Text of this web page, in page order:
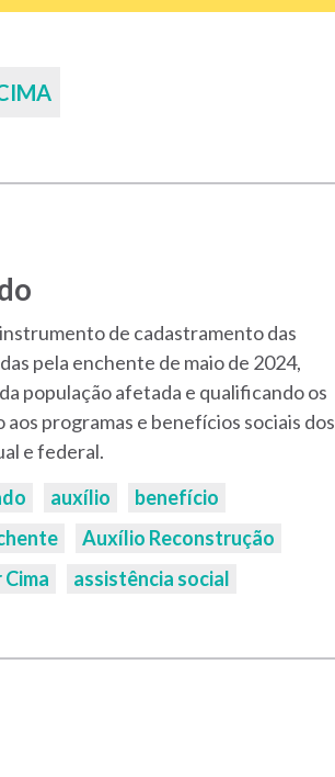
de cadastramento das
pela enchente de maio de 2024,
população afetada e qualificando os
programas e benefícios sociais dos
e federal.
auxílio
benefício
Auxílio Reconstrução
assistência social